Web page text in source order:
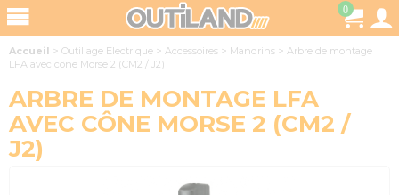
0
Accueil > Outillage Electrique > Accessoires > Mandrins > Arbre de montage
LFA avec cône Morse 2 (CM2 / J2)
ARBRE DE MONTAGE LFA
AVEC CÔNE MORSE 2 (CM2 /
J2)